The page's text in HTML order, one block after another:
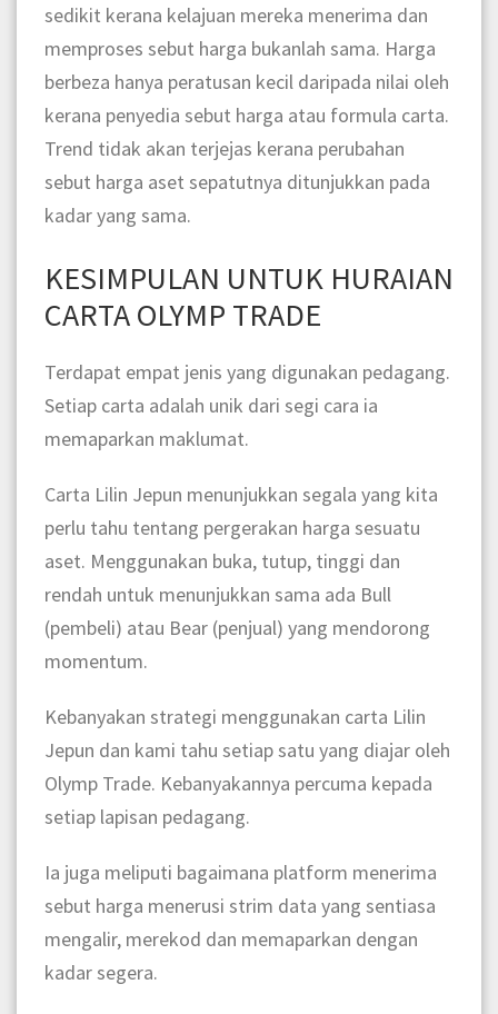
sedikit kerana kelajuan mereka menerima dan
memproses sebut harga bukanlah sama. Harga
berbeza hanya peratusan kecil daripada nilai oleh
kerana penyedia sebut harga atau formula carta.
Trend tidak akan terjejas kerana perubahan
sebut harga aset sepatutnya ditunjukkan pada
kadar yang sama.
KESIMPULAN UNTUK HURAIAN
CARTA OLYMP TRADE
Terdapat empat jenis yang digunakan pedagang.
Setiap carta adalah unik dari segi cara ia
memaparkan maklumat.
Carta Lilin Jepun menunjukkan segala yang kita
perlu tahu tentang pergerakan harga sesuatu
aset. Menggunakan buka, tutup, tinggi dan
rendah untuk menunjukkan sama ada Bull
(pembeli) atau Bear (penjual) yang mendorong
momentum.
Kebanyakan strategi menggunakan carta Lilin
Jepun dan kami tahu setiap satu yang diajar oleh
Olymp Trade. Kebanyakannya percuma kepada
setiap lapisan pedagang.
Ia juga meliputi bagaimana platform menerima
sebut harga menerusi strim data yang sentiasa
mengalir, merekod dan memaparkan dengan
kadar segera.